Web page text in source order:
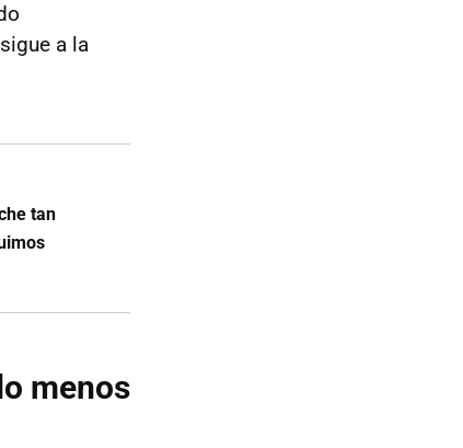
a la
tan
menos